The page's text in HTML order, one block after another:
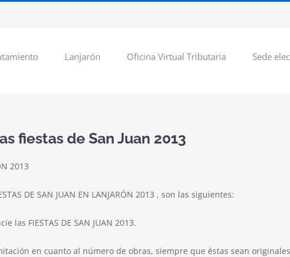
Lanjarón Oficina Virtual Tributaria Sede
fiestas de San Juan 2013
2013
DE SAN JUAN EN LANJARÓN 2013 , son las siguientes:
FIESTAS DE SAN JUAN 2013.
en cuanto al número de obras, siempre que éstas sean